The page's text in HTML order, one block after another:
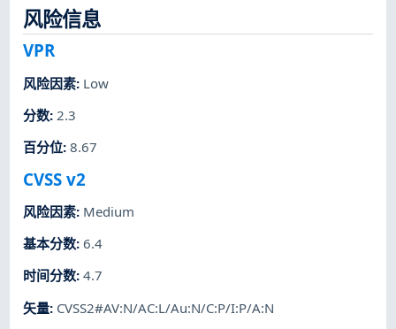
风险信息
VPR
风险因素: Low
分数:2.3
百分位:8.67
CVSS v2
风险因素: Medium
基本分数:6.4
时间分数:4.7
矢量: CVSS2#AV:N/AC:L/Au:N/C:P/I:P/A:N